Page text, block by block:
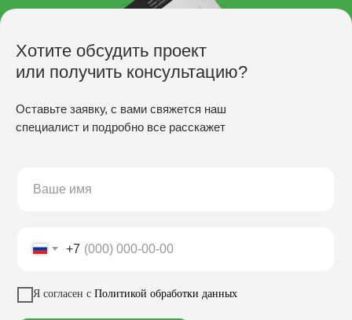
Хотите обсудить проект
или получить консультацию?
Оставьте заявку, с вами свяжется наш
специалист и подробно все расскажет
+7
Я согласен с Политикой обработки данных
Заказать звонок